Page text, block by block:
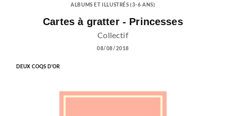
ALBUMS ET ILLUSTRÉS (3-6 ANS)
Cartes à gratter - Princesses
Collectif
08/08/2018
DEUX COQS D'OR